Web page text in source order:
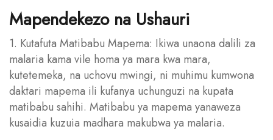
Mapendekezo na Ushauri
1. Kutafuta Matibabu Mapema: Ikiwa unaona dalili za
malaria kama vile homa ya mara kwa mara,
kutetemeka, na uchovu mwingi, ni muhimu kumwona
daktari mapema ili kufanya uchunguzi na kupata
matibabu sahihi. Matibabu ya mapema yanaweza
kusaidia kuzuia madhara makubwa ya malaria.